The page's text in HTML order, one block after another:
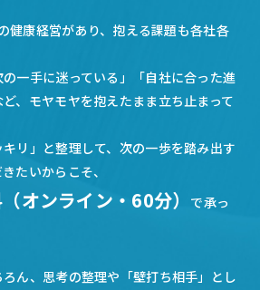
健康経営があり、抱える課題も各社各
の一手に迷っている」「自社に合った進
、モヤモヤを抱えたまま立ち止まって
リ」と整理して、次の一歩を踏み出す
たいからこそ、
オンライン・60分）
で承っ
ん、思考の整理や「壁打ち相手」とし